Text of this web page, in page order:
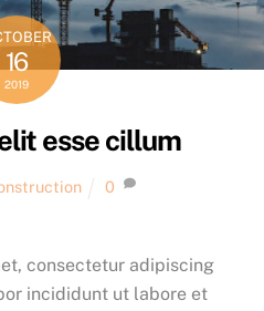
16
2019
esse cillum
0
consectetur adipiscing
incididunt ut labore et